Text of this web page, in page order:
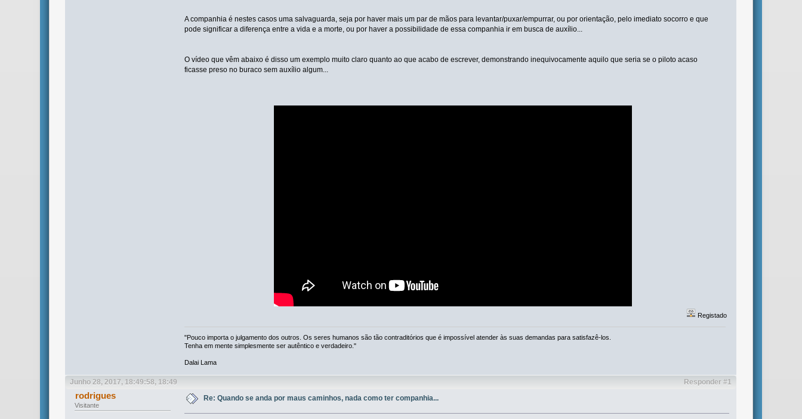
A companhia é nestes casos uma salvaguarda, seja por haver mais um par de mãos para levantar/puxar/empurrar, ou por orientação, pelo imediato socorro e que
pode significar a diferença entre a vida e a morte, ou por haver a possibilidade de essa companhia ir em busca de auxílio...
O vídeo que vêm abaixo é disso um exemplo muito claro quanto ao que acabo de escrever, demonstrando inequivocamente aquilo que seria se o piloto acaso
ficasse preso no buraco sem auxílio algum...
Registado
"Pouco importa o julgamento dos outros. Os seres humanos são tão contraditórios que é impossível atender às suas demandas para satisfazê-los.
Tenha em mente simplesmente ser autêntico e verdadeiro."
Dalai Lama
Junho 28, 2017, 18:49:58, 18:49 Responder #1
rodrigues
Visitante
Re: Quando se anda por maus caminhos, nada como ter companhia...